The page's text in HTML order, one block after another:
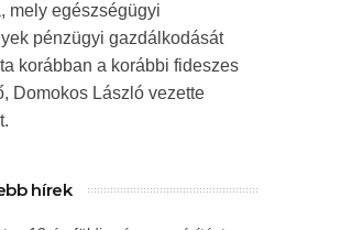
mely egészségügyi
pénzügyi gazdálkodását
korábban a korábbi fideszes
Domokos László vezette
hírek